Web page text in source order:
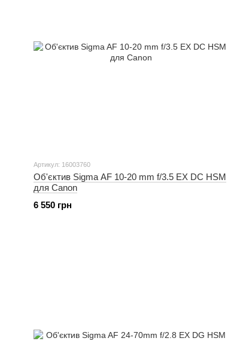
Артикул: 16003760
Об'єктив Sigma AF 10-20 mm f/3.5 EX DC HSM
для Canon
6 550 грн